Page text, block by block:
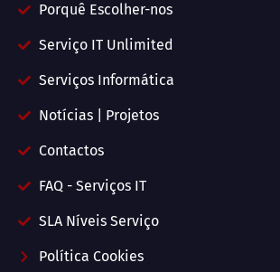
Porquê Escolher-nos
Serviço IT Unlimited
Serviços Informática
Notícias | Projetos
Contactos
FAQ - Serviços IT
SLA Níveis Serviço
Política Cookies